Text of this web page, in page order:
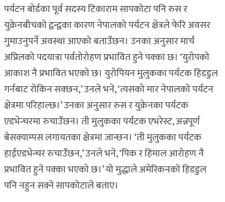
पर्यटन बोर्डका पूर्व सदस्य टिकाराम सापकोटा पनि रुस र
युक्रेनबीचको द्वन्द्वका कारण नेपालको पर्यटन क्षेत्रले फेरि अवसर
गुमाउनुपर्ने अवस्था आएको बताउँछन। उनका अनुसार मार्च
अप्रिलको पदयात्रा पर्वतोरोहण प्रभावित हुने पक्का छ। ‘युरोपको
आकाश नै प्रभावित भएको छ। युरोपियन मुलुकका पर्यटक हिडडुल
गर्नबाट रोकिन सक्छन,’ उनले भने, ‘त्यसको मार नेपालको पर्यटन
क्षेत्रमा परिहाल्छ।’ उनका अनुसार रुस र युक्रेनका पर्यटक
एडभेन्चरमा रुचाउँछन। ती मुलुकका पर्यटक एभरेस्ट, अन्नपूर्ण
बेसक्याम्पस लगायतका क्षेत्रमा जान्छन। ‘ती मुलुकका पर्यटक
हाईएडभेन्चर रुचाउँछन,’ उनले भने, ‘पिक र हिमाल आरोहण नै
प्रभावित हुने पक्का भएको छ।’ यो मुद्धाले अमेरिकनको हिडडुल
पनि नहुन सक्ने सापकोटाले बताए।